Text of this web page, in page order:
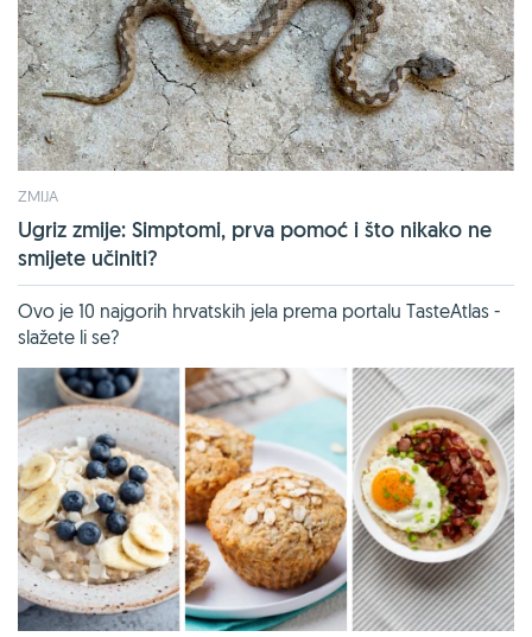
ZMIJA
Ugriz zmije: Simptomi, prva pomoć i što nikako ne
smijete učiniti?
Ovo je 10 najgorih hrvatskih jela prema portalu TasteAtlas -
slažete li se?